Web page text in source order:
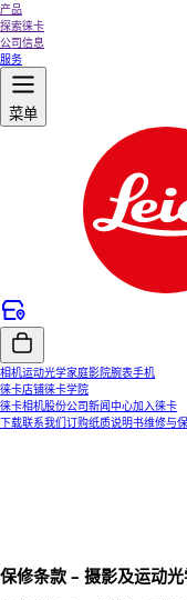
产品
探索徕卡
公司信息
服务
菜单
相机运动光学家庭影院腕表手机
徕卡店铺徕卡学院
徕卡相机股份公司新闻中心加入徕卡
下载联系我们订购纸质说明书维修与
保修条款 – 摄影及运动